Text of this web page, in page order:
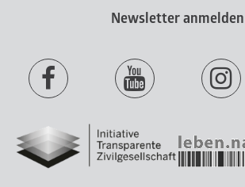
Newsletter anmelden